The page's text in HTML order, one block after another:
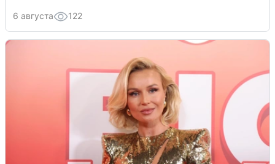
6 августа 122